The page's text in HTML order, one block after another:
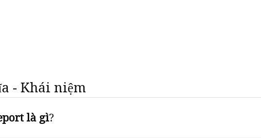
- Khái niệm
là gì?